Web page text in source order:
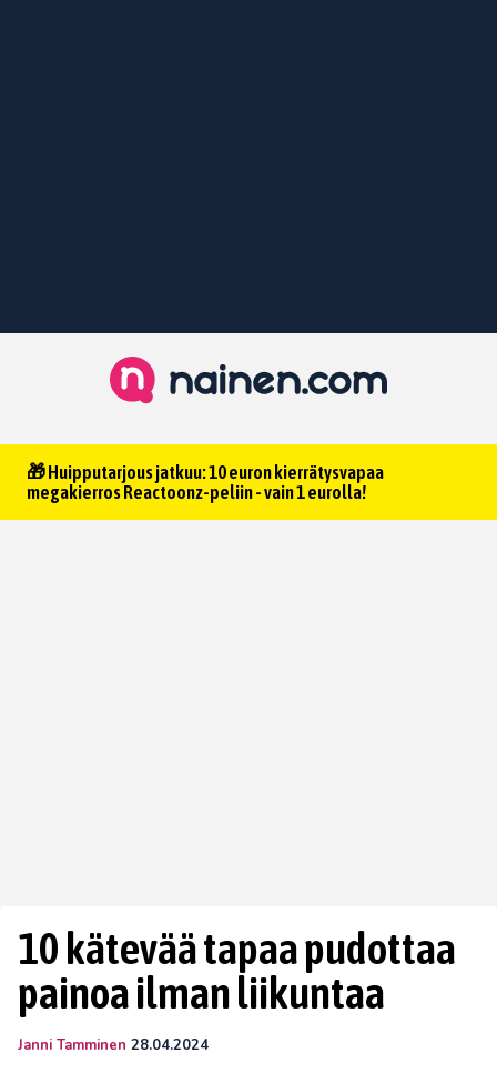
🎁 Huipputarjous jatkuu: 10 euron kierrätysvapaa
megakierros Reactoonz-peliin - vain 1 eurolla!
10 kätevää tapaa pudottaa
painoa ilman liikuntaa
Janni Tamminen 28.04.2024